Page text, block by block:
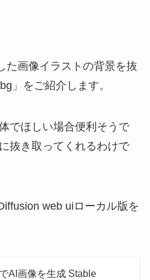
た画像イラストの背景を抜
」をご紹介します。
でほしい場合便利そうで
抜き取ってくれるわけで
web uiローカル版を
AI画像を生成 Stable